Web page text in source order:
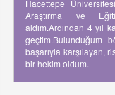
Hacettepe
Araştırma ve
aldım.Ardından 4 yıl
geçtim.Bulunduğum
başarıyla karşılayan,
bir hekim oldum.